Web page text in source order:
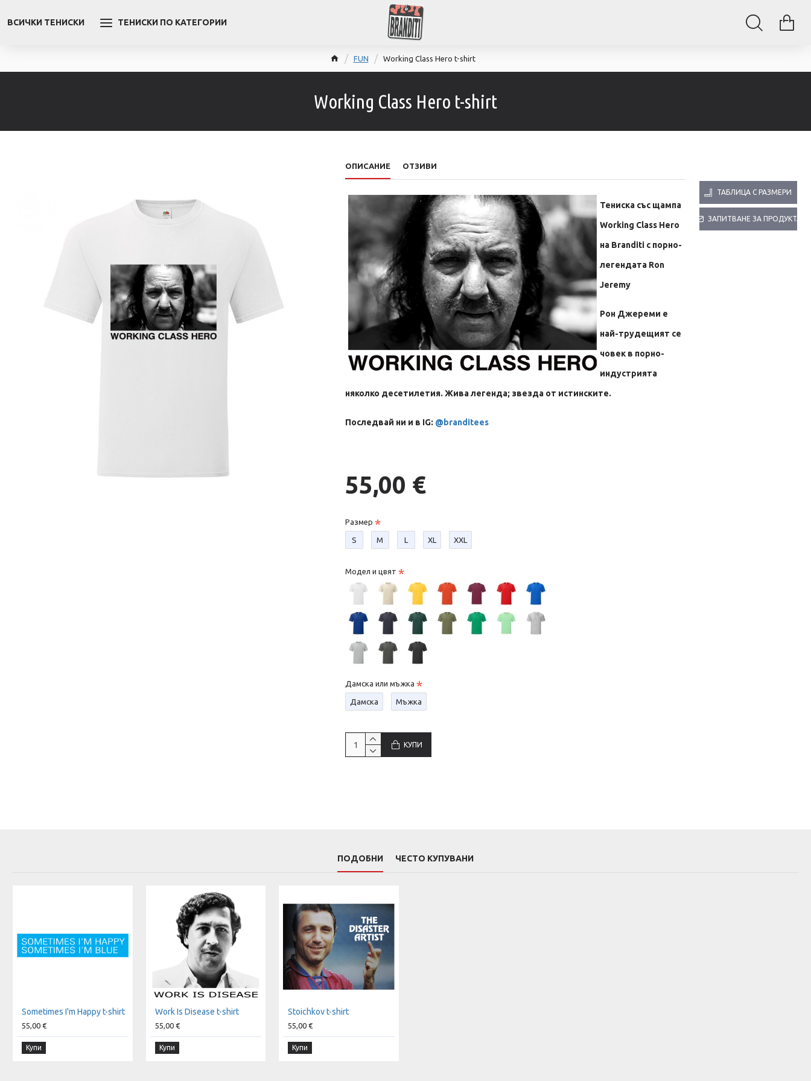
ВСИЧКИ ТЕНИСКИ ТЕНИСКИ ПО КАТЕГОРИИ
FUN Working Class Hero t-shirt
Working Class Hero t-shirt
ОПИСАНИЕ ОТЗИВИ
Тениска със щампа
Working Class Hero
на Branditi с порно-
легендата Ron
Jeremy
Рон Джереми е
най-трудещият се
човек в порно-
индустрията
няколко десетилетия. Жива легенда; звезда от истинските.
Последвай ни и в IG: @branditees
ТАБЛИЦА С РАЗМЕРИ
ЗАПИТВАНЕ ЗА ПРОДУКТА
55,00 €
Размер
S М L XL XXL
Модел и цвят
Дамска или мъжка
Дамска Мъжка
КУПИ
ПОДОБНИ ЧЕСТО КУПУВАНИ
Sometimes I'm Happy t-shirt
55,00 €
Купи
Work Is Disease t-shirt
55,00 €
Купи
Stoichkov t-shirt
55,00 €
Купи